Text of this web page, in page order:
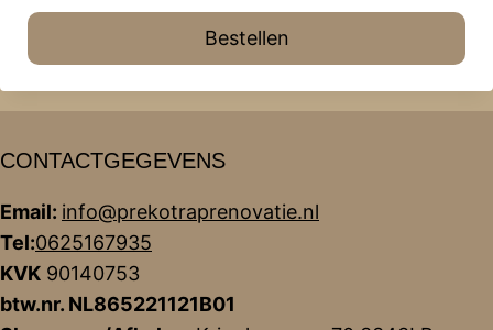
Bestellen
CONTACTGEGEVENS
Email: info@prekotraprenovatie.nl
Tel:0625167935
KVK 90140753
btw.nr. NL865221121B01